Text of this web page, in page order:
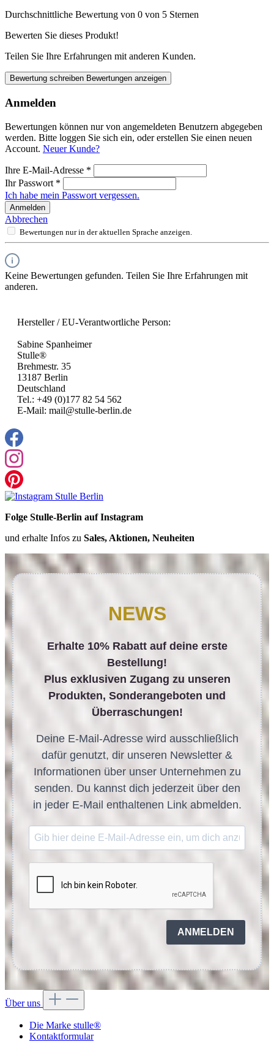
Durchschnittliche Bewertung von 0 von 5 Sternen
Bewerten Sie dieses Produkt!
Teilen Sie Ihre Erfahrungen mit anderen Kunden.
Bewertung schreiben Bewertungen anzeigen
Anmelden
Bewertungen können nur von angemeldeten Benutzern abgegeben
werden. Bitte loggen Sie sich ein, oder erstellen Sie einen neuen
Account. Neuer Kunde?
Ihre E-Mail-Adresse *
Ihr Passwort *
Ich habe mein Passwort vergessen.
Anmelden
Abbrechen
Bewertungen nur in der aktuellen Sprache anzeigen.
Keine Bewertungen gefunden. Teilen Sie Ihre Erfahrungen mit
anderen.
Hersteller / EU-Verantwortliche Person:
Sabine Spanheimer
Stulle®
Brehmestr. 35
13187 Berlin
Deutschland
Tel.: +49 (0)177 82 54 562
E-Mail: mail@stulle-berlin.de
Folge Stulle-Berlin auf Instagram
und erhalte Infos zu Sales, Aktionen, Neuheiten
NEWS
Erhalte 10% Rabatt auf deine erste
Bestellung!
Plus exklusiven Zugang zu unseren
Produkten, Sonderangeboten und
Überraschungen!
Deine E-Mail-Adresse wird ausschließlich
dafür genutzt, dir unseren Newsletter &
Informationen über unser Unternehmen zu
senden. Du kannst dich jederzeit über den
in jeder E-Mail enthaltenen Link abmelden.
ANMELDEN
Über uns
Die Marke stulle®
Kontaktformular